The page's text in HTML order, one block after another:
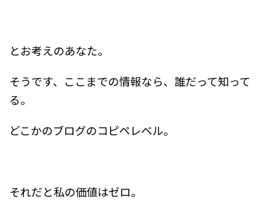
とお考えのあなた。
そうです、ここまでの情報なら、誰だって知って
る。
どこかのブログのコピペレベル。
それだと私の価値はゼロ。